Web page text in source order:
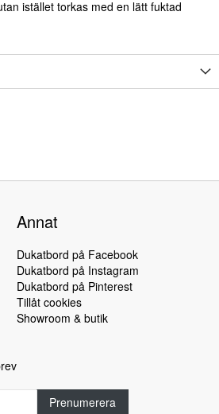
istället torkas med en lätt fuktad
Annat
Dukatbord på Facebook
Dukatbord på Instagram
Dukatbord på Pinterest
Tillåt cookies
Showroom & butik
Prenumerera